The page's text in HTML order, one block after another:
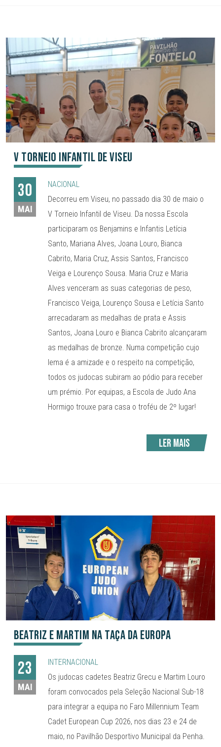
V Torneio Infantil de Viseu
30
MAI
NACIONAL
Decorreu em Viseu, no passado dia 30 de maio o
V Torneio Infantil de Viseu. Da nossa Escola
participaram os Benjamins e Infantis Letícia
Santo, Mariana Alves, Joana Louro, Bianca
Cabrito, Maria Cruz, Assis Santos, Francisco
Veiga e Lourenço Sousa. Maria Cruz e Maria
Alves venceram as suas categorias de peso,
Francisco Veiga, Lourenço Sousa e Letícia Santo
arrecadaram as medalhas de prata e Assis
Santos, Joana Louro e Bianca Cabrito alcançaram
as medalhas de bronze. Numa competição cujo
lema é a amizade e o respeito na competição,
todos os judocas subiram ao pódio para receber
um prémio. Por equipas, a Escola de Judo Ana
Hormigo trouxe para casa o troféu de 2º lugar!
Ler mais
Beatriz e Martim na Taça da Europa
23
MAI
INTERNACIONAL
Os judocas cadetes Beatriz Grecu e Martim Louro
foram convocados pela Seleção Nacional Sub-18
para integrar a equipa no Faro Millennium Team
Cadet European Cup 2026, nos dias 23 e 24 de
maio, no Pavilhão Desportivo Municipal da Penha.